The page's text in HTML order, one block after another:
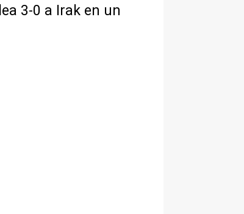
3-0 a Irak en un